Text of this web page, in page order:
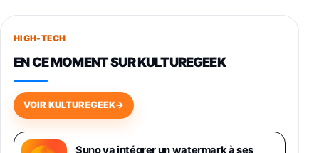
Smartphone SAMSUNG Galaxy S26+ Violet
749,99€
648,63€834,71€
Samsung Galaxy Miracle Ultra, Smartphone
Android 5G avec Galaxy AI, 512 Go,
HIGH-TECH
EN CE MOMENT SUR KULTUREGEEK
VOIR KULTUREGEEK→
Suno va intégrer un watermark à ses